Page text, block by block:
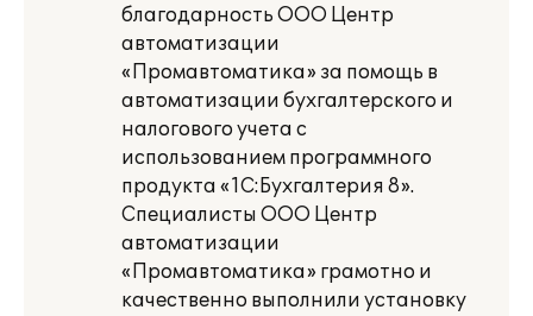
благодарность ООО Центр
автоматизации
«Промавтоматика» за помощь в
автоматизации бухгалтерского и
налогового учета с
использованием программного
продукта «1С:Бухгалтерия 8».
Специалисты ООО Центр
автоматизации
«Промавтоматика» грамотно и
качественно выполнили установку